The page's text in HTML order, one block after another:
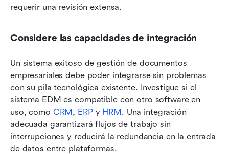
requerir una revisión extensa.
Considere las capacidades de integración
Un sistema exitoso de gestión de documentos
empresariales debe poder integrarse sin problemas
con su pila tecnológica existente. Investigue si el
sistema EDM es compatible con otro software en
uso, como CRM, ERP y HRM. Una integración
adecuada garantizará flujos de trabajo sin
interrupciones y reducirá la redundancia en la entrada
de datos entre plataformas.